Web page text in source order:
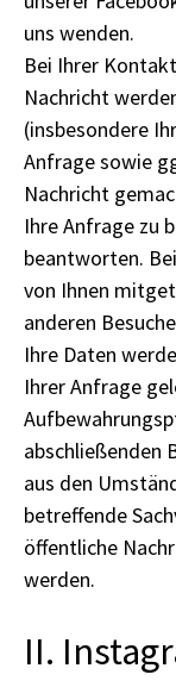
uns wenden.
Bei Ihrer
Nachricht
(insbesondere
Anfrage sowie
Nachricht
Ihre Anfrage zu
beantworten.
von Ihnen
anderen
Ihre Daten
Ihrer Anfrage
abschließenden
aus den
betreffende
öffentliche
werden.
II.